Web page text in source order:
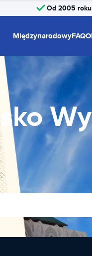
Od 2005 roku
MiędzynarodowyFAQ